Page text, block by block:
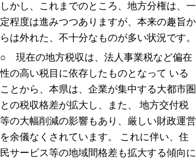
しかし、これまでのところ、地方分権は、一
定程度は進みつつありますが、本来の趣旨か
らは外れた、不十分なものが多い状況です。
○ 現在の地方税収は、法人事業税など偏在
性の高い税目に依存したものとなって いる
ことから、本県は、企業が集中する大都市圏
との税収格差が拡大し、また、 地方交付税
等の大幅削減の影響もあり、厳しい財政運営
を余儀なくされています。 これに伴い、住
民サービス等の地域間格差も拡大する傾向に